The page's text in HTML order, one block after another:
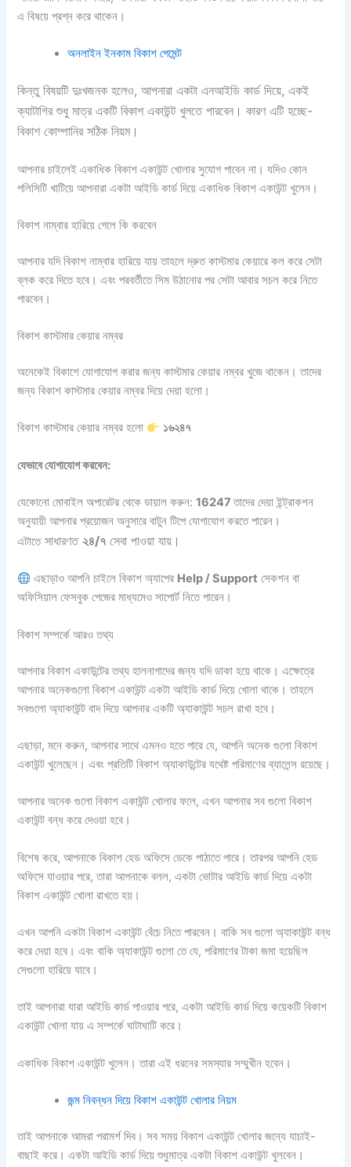
এ বিষয়ে প্রশ্ন করে থাকেন।
অনলাইন ইনকাম বিকাশ পেমেন্ট
কিন্তু বিষয়টি দুঃখজনক হলেও, আপনারা একটা এনআইডি কার্ড দিয়ে, একই
ক্যাটাগির শুধু মাত্র একটি বিকাশ একাউন্ট খুলতে পারবেন। কারণ এটি হচ্ছে-
বিকাশ কোম্পানির সঠিক নিয়ম।
আপনার চাইলেই একাধিক বিকাশ একাউন্ট খোলার সুযোগ পাবেন না। যদিও কোন
পলিসিটি খাটিয়ে আপনারা একটা আইডি কার্ড দিয়ে একাধিক বিকাশ একাউন্ট খুলেন।
বিকাশ নাম্বার হারিয়ে গেলে কি করবেন
আপনার যদি বিকাশ নাম্বার হারিয়ে যায় তাহলে দ্রুত কাস্টমার কেয়ারে কল করে সেটা
ব্লক করে দিতে হবে। এবং পরবর্তীতে সিম উঠানোর পর সেটা আবার সচল করে নিতে
পারবেন।
বিকাশ কাস্টমার কেয়ার নম্বর
অনেকেই বিকাশে যোগাযোগ করার জন্য কাস্টমার কেয়ার নম্বর খুজে থাকেন। তাদের
জন্য বিকাশ কাস্টমার কেয়ার নম্বর দিয়ে দেয়া হলো।
বিকাশ কাস্টমার কেয়ার নম্বর হলো ১৬২৪৭
যেভাবে যোগাযোগ করবেন:
যেকোনো মোবাইল অপারেটর থেকে ডায়াল করুন:16247তাদের দেয়া ইন্ট্রাকশন
অনুযায়ী আপনার প্রয়োজন অনুসারে বাটুন টিপে যোগাযোগ করতে পারেন।
এটাতেসাধারণত ২৪/৭ সেবা পাওয়া যায়।
এছাড়াও আপনি চাইলে বিকাশ অ্যাপের Help / Support সেকশন বা
অফিসিয়াল ফেসবুক পেজের মাধ্যমেও সাপোর্ট নিতে পারেন।
বিকাশ সম্পর্কে আরও তথ্য
আপনার বিকাশ একাউন্টের তথ্য হালনাগাদের জন্য যদি ডাকা হয়ে থাকে। এক্ষেত্রে
আপনার অনেকগুলো বিকাশ একাউন্ট একটা আইডি কার্ড দিয়ে খোলা থাকে। তাহলে
সবগুলো অ্যাকাউন্ট বাদ দিয়ে আপনার একটি অ্যাকাউন্ট সচল রাখা হবে।
এছাড়া, মনে করুন, আপনার সাথে এমনও হতে পারে যে, আপনি অনেক গুলো বিকাশ
একাউন্ট খুলেছেন। এবং প্রতিটি বিকাশ অ্যাকাউন্টের যথেষ্ট পরিমাণের ব্যালেন্স রয়েছে।
আপনার অনেক গুলো বিকাশ একাউন্ট খোলার ফলে, এখন আপনার সব গুলো বিকাশ
একাউন্ট বন্ধ করে দেওয়া হবে।
বিশেষ করে, আপনাকে বিকাশ হেড অফিসে ডেকে পাঠাতে পারে। তারপর আপনি হেড
অফিসে যাওয়ার পরে, তারা আপনাকে বলল, একটা ভোটার আইডি কার্ড দিয়ে একটা
বিকাশ একাউন্ট খোলা রাখতে হয়।
এখন আপনি একটা বিকাশ একাউন্ট বেঁচে নিতে পারবেন। বাকি সব গুলো অ্যাকাউন্ট বন্ধ
করে দেয়া হবে। এবং বাকি অ্যাকাউন্ট গুলো তে যে, পরিমাণের টাকা জমা হয়েছিল
সেগুলো হারিয়ে যাবে।
তাই আপনারা যারা আইডি কার্ড পাওয়ার পরে, একটা আইডি কার্ড দিয়ে কয়েকটি বিকাশ
একাউন্ট খোলা যায় এ সম্পর্কে ঘাটাঘাটি করে।
একাধিক বিকাশ একাউন্ট খুলেন। তারা এই ধরনের সমস্যার সম্মুখীন হবেন।
জন্ম নিবন্ধন দিয়ে বিকাশ একাউন্ট খোলার নিয়ম
তাই আপনাকে আমরা পরামর্শ দিব। সব সময় বিকাশ একাউন্ট খোলার জন্যে যাচাই-
বাছাই করে। একটা আইডি কার্ড দিয়ে শুধুমাত্র একটা বিকাশ একাউন্ট খুলবেন।